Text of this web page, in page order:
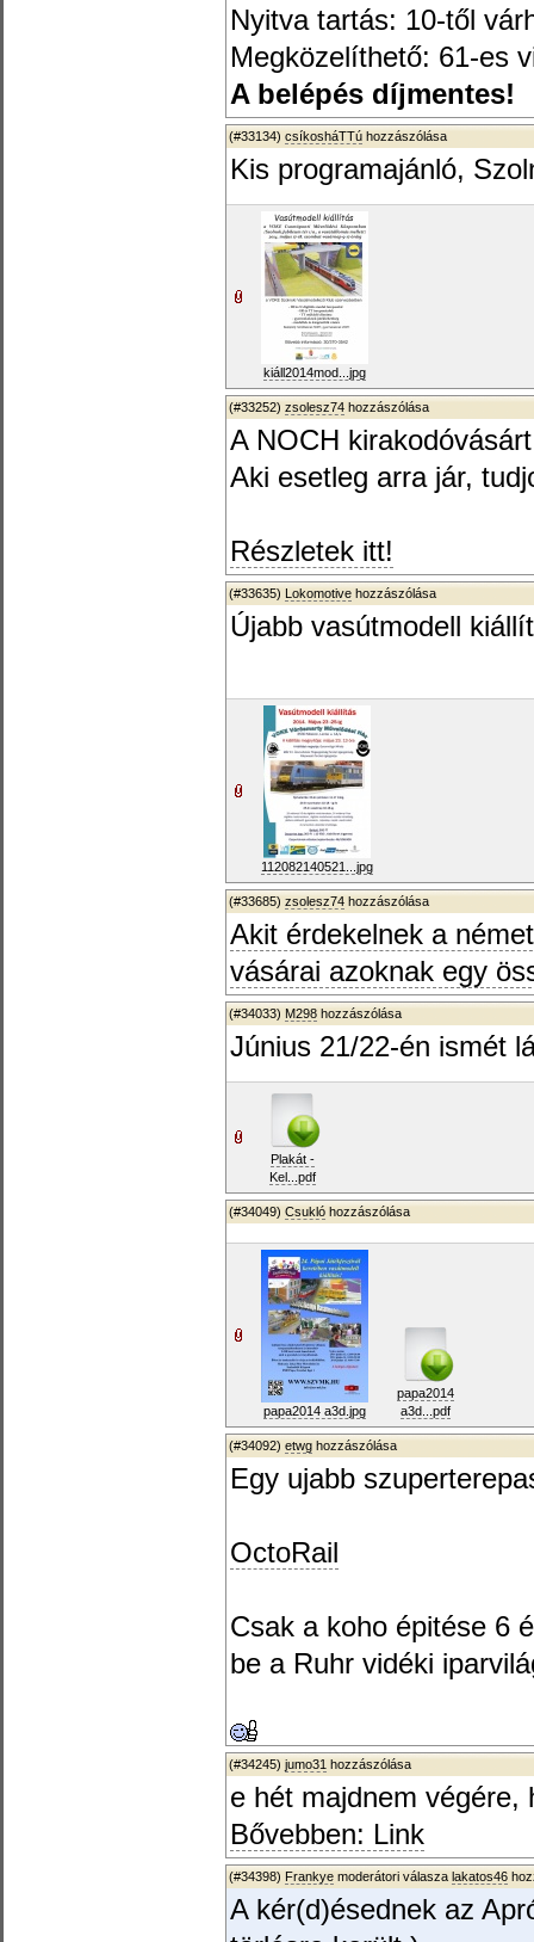
Nyitva tartás: 10-től
Megközelíthető: 61-es
A belépés díjmentes!
(#33134) csíkosháTTú hozzászólása
Kis programajánló,
kiáll2014mod...jpg
(#33252) zsolesz74 hozzászólása
A NOCH
Aki esetleg arra jár,
Részletek itt!
(#33635) Lokomotive hozzászólása
Újabb vasútmodell
112082140521...jpg
(#33685) zsolesz74 hozzászólása
Akit érdekelnek a
vásárai azoknak egy
(#34033) M298 hozzászólása
Június 21/22-én ismét
Plakát -
Kel...pdf
(#34049) Csukló hozzászólása
papa2014 a3d.jpg
papa2014
a3d...pdf
(#34092) etwg hozzászólása
Egy ujabb
OctoRail
Csak a koho épitése 6
be a Ruhr vidéki
(#34245) jumo31 hozzászólása
e hét majdnem
Bővebben: Link
(#34398) Frankye moderátori válasza lakatos46
A kér(d)ésednek az